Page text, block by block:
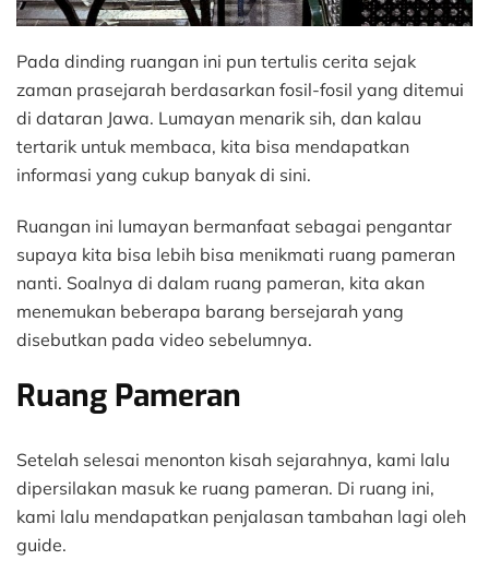
Pada dinding ruangan ini pun tertulis cerita sejak
zaman prasejarah berdasarkan fosil-fosil yang ditemui
di dataran Jawa. Lumayan menarik sih, dan kalau
tertarik untuk membaca, kita bisa mendapatkan
informasi yang cukup banyak di sini.
Ruangan ini lumayan bermanfaat sebagai pengantar
supaya kita bisa lebih bisa menikmati ruang pameran
nanti. Soalnya di dalam ruang pameran, kita akan
menemukan beberapa barang bersejarah yang
disebutkan pada video sebelumnya.
Ruang Pameran
Setelah selesai menonton kisah sejarahnya, kami lalu
dipersilakan masuk ke ruang pameran. Di ruang ini,
kami lalu mendapatkan penjalasan tambahan lagi oleh
guide.